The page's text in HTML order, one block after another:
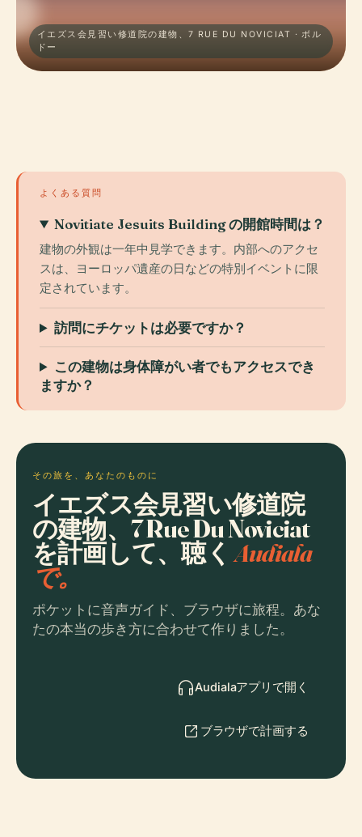
イエズス会見習い修道院の建物、7 RUE DU NOVICIAT · ボル
ドー
よくある質問
Novitiate Jesuits Building の開館時間は？
建物の外観は一年中見学できます。内部へのアクセ
スは、ヨーロッパ遺産の日などの特別イベントに限
定されています。
訪問にチケットは必要ですか？
この建物は身体障がい者でもアクセスでき
ますか？
その旅を、あなたのものに
イエズス会見習い修道院
の建物、7 Rue Du Noviciat
を計画して、聴くAudiala
で。
ポケットに音声ガイド、ブラウザに旅程。あな
たの本当の歩き方に合わせて作りました。
Audialaアプリで開く
ブラウザで計画する